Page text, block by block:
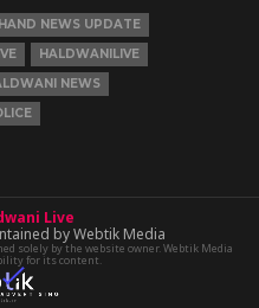
NEWS UPDATE
HALDWANILIVE
NEWS
Live
by Webtik Media
solely by the website owner. Webtik Media
for its content.